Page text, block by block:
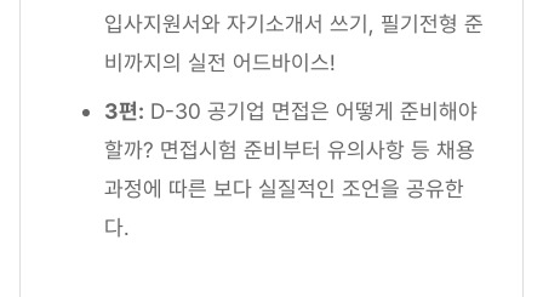
입사지원서와 자기소개서 쓰기, 필기전형 준
비까지의 실전 어드바이스!
3편: D-30 공기업 면접은 어떻게 준비해야
할까? 면접시험 준비부터 유의사항 등 채용
과정에 따른 보다 실질적인 조언을 공유한
다.